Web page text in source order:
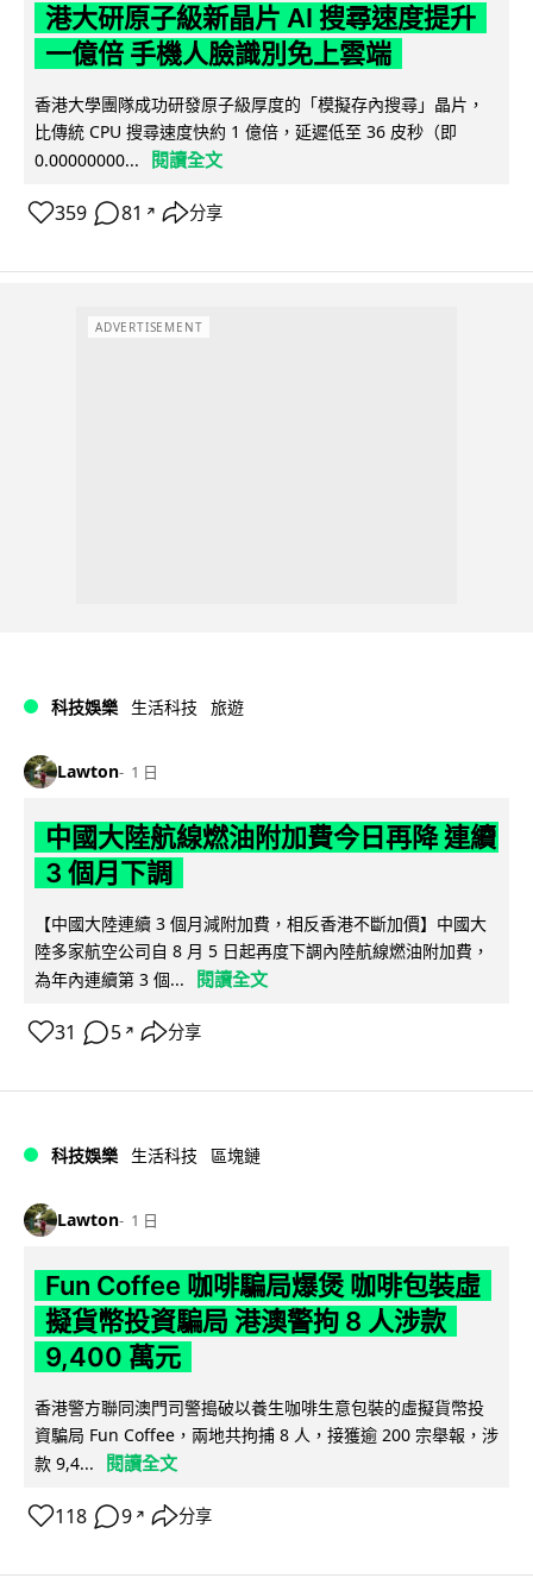
港大研原子級新晶片 AI 搜尋速度提升
一億倍 手機人臉識別免上雲端
香港大學團隊成功研發原子級厚度的「模擬存內搜尋」晶片，
比傳統 CPU 搜尋速度快約 1 億倍，延遲低至 36 皮秒（即
0.00000000...
閱讀全文
359 81 ↗ 分享
ADVERTISEMENT
科技娛樂 生活科技 旅遊
Lawton 1 日
中國大陸航線燃油附加費今日再降 連續
3 個月下調
【中國大陸連續 3 個月減附加費，相反香港不斷加價】中國大
陸多家航空公司自 8 月 5 日起再度下調內陸航線燃油附加費，
為年內連續第 3 個...
閱讀全文
31 5 ↗ 分享
科技娛樂 生活科技 區塊鏈
Lawton 1 日
Fun Coffee 咖啡騙局爆煲 咖啡包裝虛
擬貨幣投資騙局 港澳警拘 8 人涉款
9,400 萬元
香港警方聯同澳門司警搗破以養生咖啡生意包裝的虛擬貨幣投
資騙局 Fun Coffee，兩地共拘捕 8 人，接獲逾 200 宗舉報，涉
款 9,4...
閱讀全文
118 9 ↗ 分享